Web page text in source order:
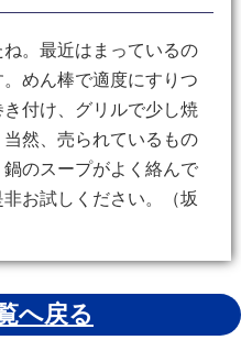
。最近はまっているの
めん棒で適度にすりつ
付け、グリルで少し焼
然、売られているもの
のスープがよく絡んで
お試しください。（坂
へ戻る